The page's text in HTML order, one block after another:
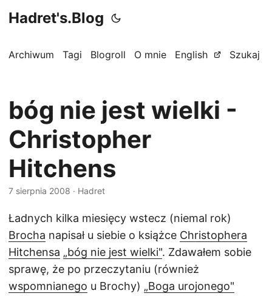
Hadret's.Blog
Archiwum Tagi Blogroll O mnie English Szukaj
bóg nie jest wielki -
Christopher
Hitchens
7 sierpnia 2008 · Hadret
Ładnych kilka miesięcy wstecz (niemal rok)
Brocha napisał u siebie o książce Christophera
Hitchensa „bóg nie jest wielki". Zdawałem sobie
sprawę, że po przeczytaniu (również
wspomnianego u Brochy) „Boga urojonego"